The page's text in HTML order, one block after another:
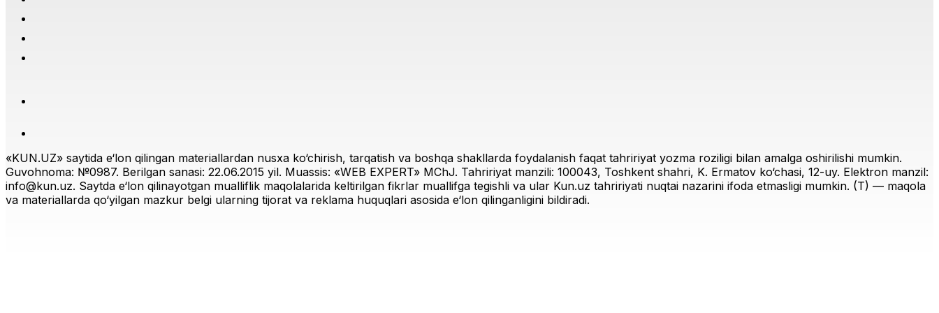
Guvohnoma: №0987. Berilgan sanasi: 22.06.2015 yil. Muassis: «WEB EXPERT» MChJ. Tahririyat manzili: 100043, Toshkent shahri, K. Ermatov ko‘chasi, 12-uy. Elektron manzil:
info@kun.uz. Saytda e‘lon qilinayotgan mualliflik maqolalarida keltirilgan fikrlar muallifga tegishli va ular Kun.uz tahririyati nuqtai nazarini ifoda etmasligi mumkin. (T) — maqola
va materiallarda qo‘yilgan mazkur belgi ularning tijorat va reklama huquqlari asosida e‘lon qilinganligini bildiradi.